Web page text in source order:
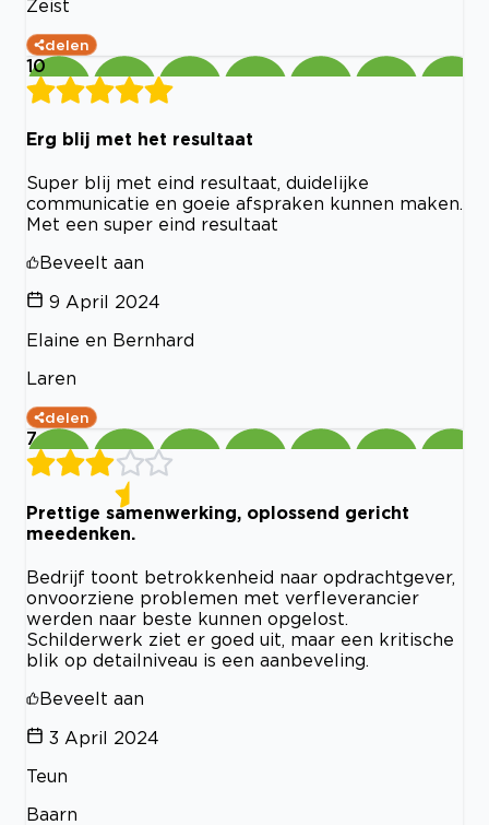
Zeist
delen
10
Erg blij met het resultaat
Super blij met eind resultaat, duidelijke
communicatie en goeie afspraken kunnen maken.
Met een super eind resultaat
Beveelt aan
9 April 2024
Elaine en Bernhard
Laren
delen
7
Prettige samenwerking, oplossend gericht
meedenken.
Bedrijf toont betrokkenheid naar opdrachtgever,
onvoorziene problemen met verfleverancier
werden naar beste kunnen opgelost.
Schilderwerk ziet er goed uit, maar een kritische
blik op detailniveau is een aanbeveling.
Beveelt aan
3 April 2024
Teun
Baarn